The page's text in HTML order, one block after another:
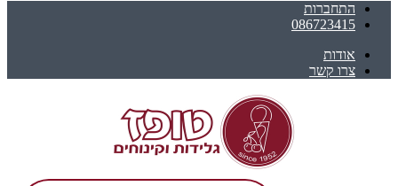
התחברות
086723415
אודות
צרו קשר